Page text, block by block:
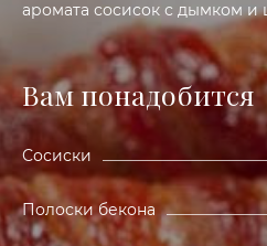
аромата сосисок с дымком и
Вам понадобится
Сосиски
Полоски бекона